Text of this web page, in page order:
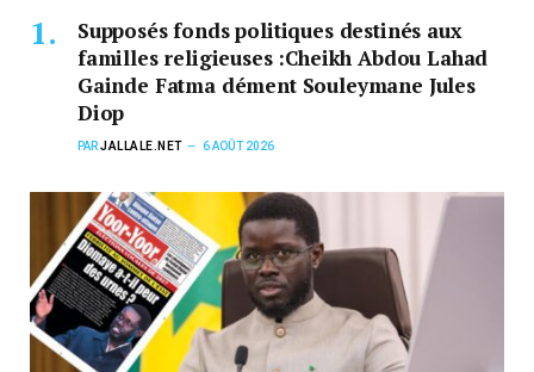
Supposés fonds politiques destinés aux
familles religieuses :Cheikh Abdou Lahad
Gainde Fatma dément Souleymane Jules
Diop
PARJALLALE.NET 6 AOÛT 2026